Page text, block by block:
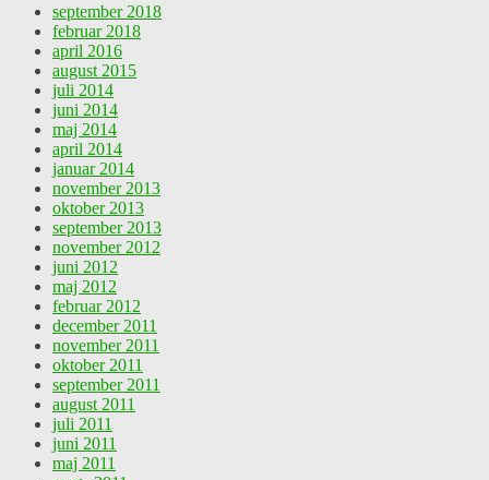
september 2018
februar 2018
april 2016
august 2015
juli 2014
juni 2014
maj 2014
april 2014
januar 2014
november 2013
oktober 2013
september 2013
november 2012
juni 2012
maj 2012
februar 2012
december 2011
november 2011
oktober 2011
september 2011
august 2011
juli 2011
juni 2011
maj 2011